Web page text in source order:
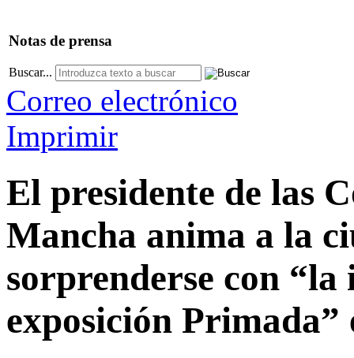
Notas de prensa
Buscar...
Correo electrónico
Imprimir
El presidente de las
Mancha anima a la
sorprenderse con
exposición Primada”